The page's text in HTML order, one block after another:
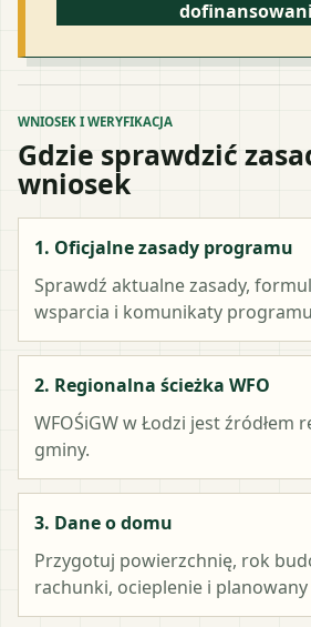
WNIOSEK I WERYFIKACJA
Gdzie sprawdzić
wniosek
1. Oficjalne zasady programu
Sprawdź aktualne zasady,
wsparcia i komunikaty
2. Regionalna ścieżka WFO
WFOŚiGW w Łodzi jest źródłem
gminy.
3. Dane o domu
Przygotuj powierzchnię, rok
rachunki, ocieplenie i